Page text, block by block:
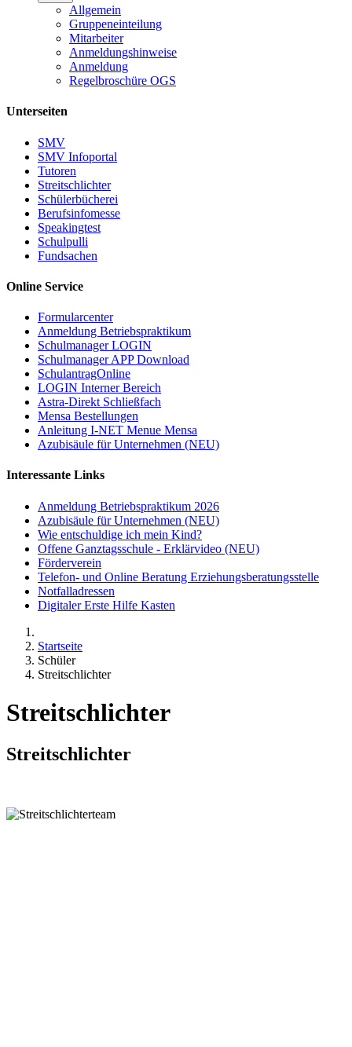
Allgemein
Gruppeneinteilung
Mitarbeiter
Anmeldungshinweise
Anmeldung
Regelbroschüre OGS
Unterseiten
SMV
SMV Infoportal
Tutoren
Streitschlichter
Schülerbücherei
Berufsinfomesse
Speakingtest
Schulpulli
Fundsachen
Online Service
Formularcenter
Anmeldung Betriebspraktikum
Schulmanager LOGIN
Schulmanager APP Download
SchulantragOnline
LOGIN Interner Bereich
Astra-Direkt Schließfach
Mensa Bestellungen
Anleitung I-NET Menue Mensa
Azubisäule für Unternehmen (NEU)
Interessante Links
Anmeldung Betriebspraktikum 2026
Azubisäule für Unternehmen (NEU)
Wie entschuldige ich mein Kind?
Offene Ganztagsschule - Erklärvideo (NEU)
Förderverein
Telefon- und Online Beratung Erziehungsberatungsstelle
Notfalladressen
Digitaler Erste Hilfe Kasten
Startseite
Schüler
Streitschlichter
Streitschlichter
Streitschlichter